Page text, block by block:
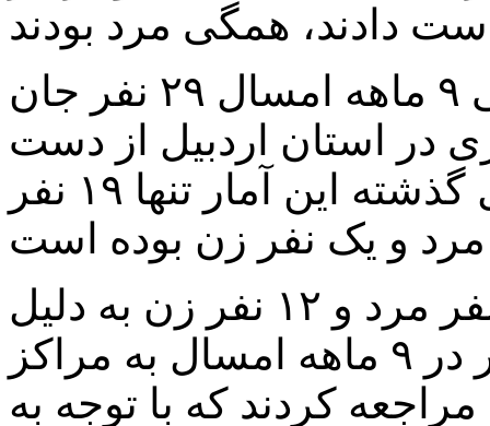
بر اساس این گزارش، در حالی ۹ ماهه امسال ۲۹ نفر جان
در استان اردبیل از دست
داده‌اند که در مدت مشابه سال گذشته این آمار تنها ۱۹ نفر
همچنین ۴۰۶ نفر شامل ۳۹۴ نفر مرد و ۱۲ نفر زن به دلیل
آسیب‌های ناشی از حوادث کار در ۹ ماهه امسال به مراکز
کردند که با توجه به